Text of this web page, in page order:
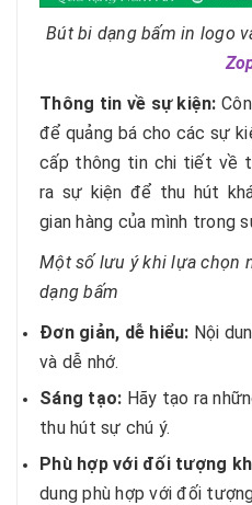
Bút bi dạng bấm in logo
Thông tin về sự kiện:
để quảng bá cho các sự
cấp thông tin chi tiết về
ra sự kiện để thu hút
gian hàng của mình trong
Một số lưu ý khi lựa chọn
dạng bấm
Đơn giản, dễ hiểu: Nội
và dễ nhớ.
Sáng tạo: Hãy tạo ra
thu hút sự chú ý.
Phù hợp với đối tượng
dung phù hợp với đối